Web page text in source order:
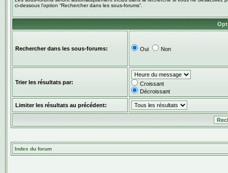
ci-dessous l’option “Rechercher dans les sous-forums”.
Rechercher dans les sous-forums: Oui Non
Trier les résultats par:
Croissant
Décroissant
Limiter les résultats au précédent:
Index du forum